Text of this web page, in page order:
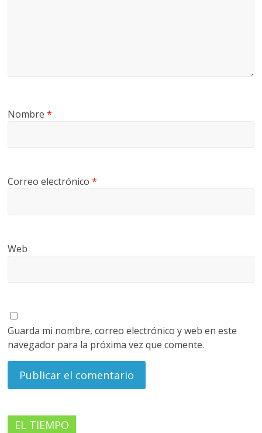
Nombre*
Correo electrónico*
Web
Guarda mi nombre, correo electrónico y web en este
navegador para la próxima vez que comente.
EL TIEMPO